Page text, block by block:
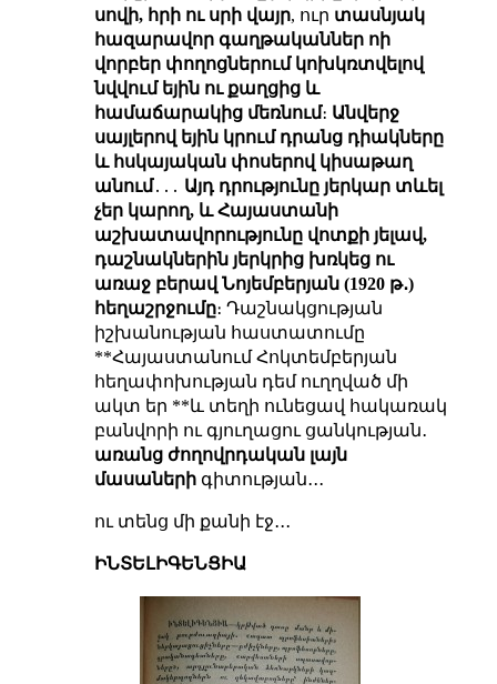
սովի, հրի ու սրի վայր, ուր տասնյակ
հազարավոր գաղթականներ ոի
վորբեր փողոցներում կոխկռտվելով
նվվում եյին ու քաղցից և
համաճարակից մեռնում։ Անվերջ
սայլերով եյին կրում դրանց դիակները
և հսկայական փոսերով կիսաթաղ
անում․․․ Այդ դրությունը յերկար տևել
չեր կարող, և Հայաստանի
աշխատավորությունը վոտքի յելավ,
դաշնակներին յերկրից խռկեց ու
առաջ բերավ Նոյեմբերյան (1920 թ․)
հեղաշրջումը։ Դաշնակցության
իշխանության հաստատումը
**Հայաստանում Հոկտեմբերյան
հեղափոխության դեմ ուղղված մի
ակտ եր **և տեղի ունեցավ հակառակ
բանվորի ու գյուղացու ցանկության․
առանց ժողովրդական լայն
մասաներիգիտության․․․
ու տենց մի քանի էջ․․․
ԻՆՏԵԼԻԳԵՆՑԻԱ